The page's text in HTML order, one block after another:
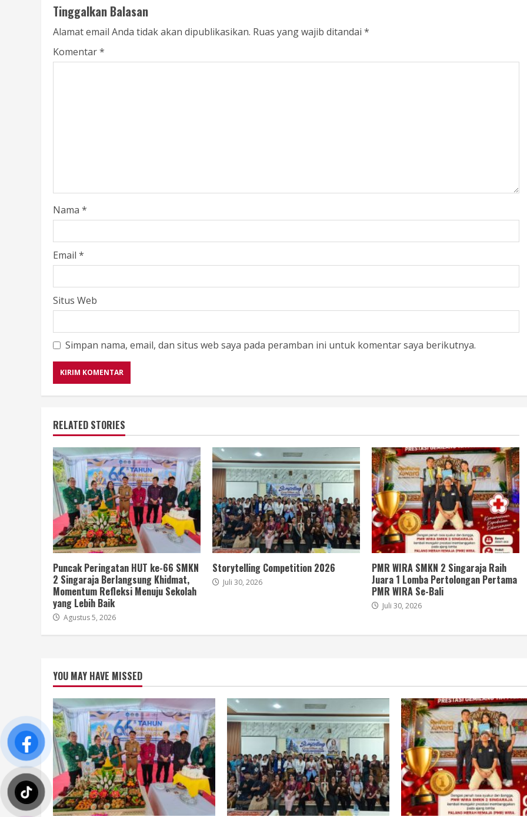
Tinggalkan Balasan
Alamat email Anda tidak akan dipublikasikan. Ruas yang wajib ditandai *
Komentar*
Nama *
Email *
Situs Web
Simpan nama, email, dan situs web saya pada peramban ini untuk komentar saya berikutnya.
RELATED STORIES
Puncak Peringatan HUT ke-66 SMKN
2 Singaraja Berlangsung Khidmat,
Momentum Refleksi Menuju Sekolah
yang Lebih Baik
Agustus 5, 2026
Storytelling Competition 2026
Juli 30, 2026
PMR WIRA SMKN 2 Singaraja Raih
Juara 1 Lomba Pertolongan Pertama
PMR WIRA Se-Bali
Juli 30, 2026
YOU MAY HAVE MISSED